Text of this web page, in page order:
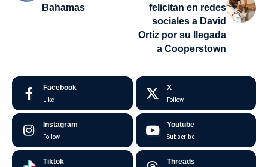
Bahamas
felicitan en redes
sociales a David
Ortiz por su llegada
a Cooperstown
Facebook
Like
X
Follow
Instagram
Follow
Youtube
Subscribe
Tiktok Threads